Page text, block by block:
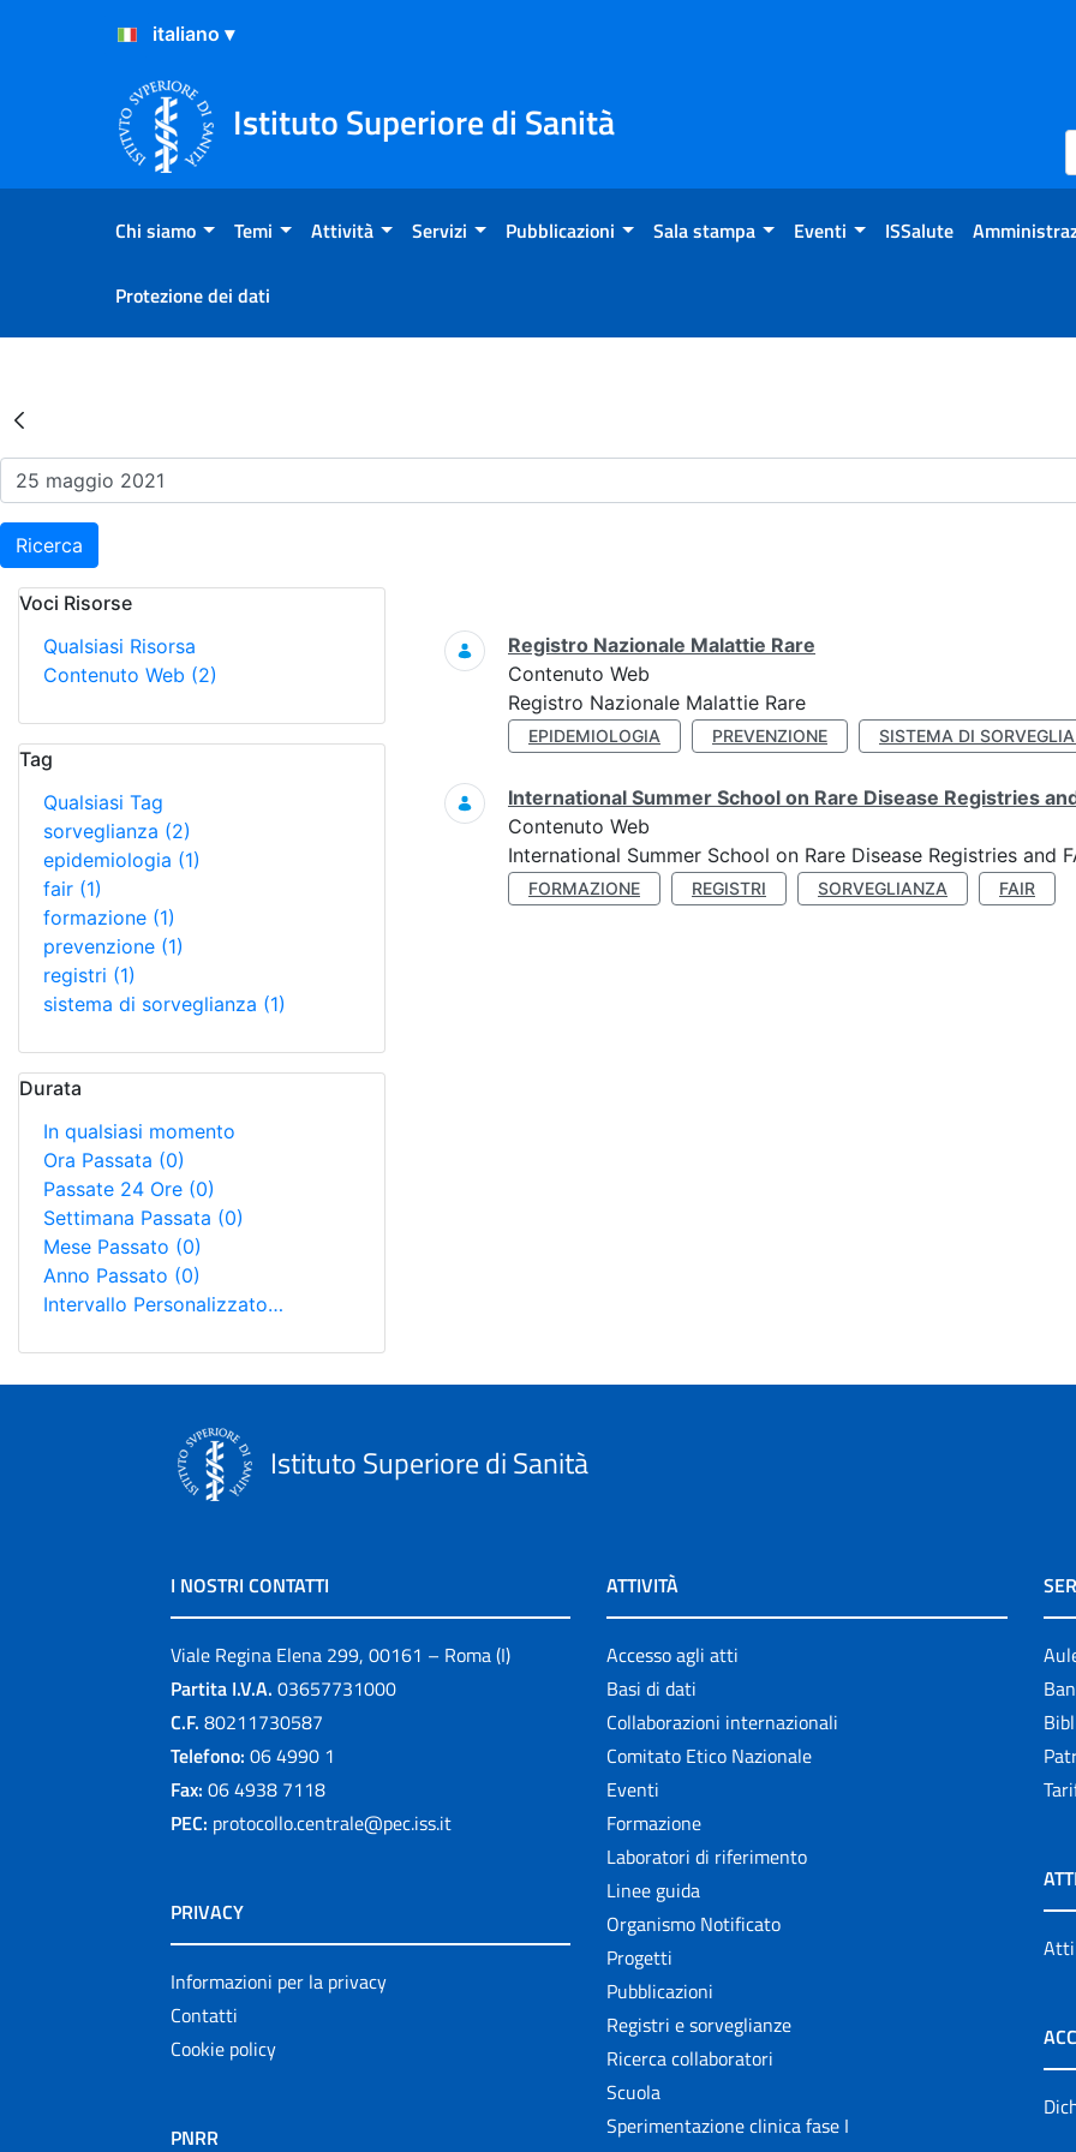
Salta al Contenuto
Salta al Footer
Istituto Superiore di Sanità
Chi siamo Temi Attività Servizi Pubblicazioni Sala stampa Eventi ISSalute
Protezione dei dati
Risultati della Ricerca - Eventi
Ricerca
Voci Risorse
Qualsiasi Risorsa
Contenuto Web (2)
Tag
Qualsiasi Tag
sorveglianza (2)
epidemiologia (1)
fair (1)
formazione (1)
prevenzione (1)
registri (1)
sistema di sorveglianza (1)
Durata
In qualsiasi momento
Ora Passata (0)
Passate 24 Ore (0)
Settimana Passata (0)
Mese Passato (0)
Anno Passato (0)
Intervallo Personalizzato…
Ricerca
Registro Nazionale Malattie Rare
Contenuto Web
Registro Nazionale Malattie Rare
EPIDEMIOLOGIA PREVENZIONE SISTEMA DI
International Summer School on Rare Disease Registries
Contenuto Web
International Summer School on Rare Disease Registries and
FORMAZIONE REGISTRI SORVEGLIANZA FAIR
Istituto Superiore di Sanità
I NOSTRI CONTATTI
Viale Regina Elena 299, 00161 – Roma (I)
Partita I.V.A. 03657731000
C.F. 80211730587
Telefono: 06 4990 1
Fax: 06 4938 7118
PEC: protocollo.centrale@pec.iss.it
PRIVACY
Informazioni per la privacy
Contatti
Cookie policy
PNRR
ATTIVITÀ
Accesso agli atti
Basi di dati
Collaborazioni internazionali
Comitato Etico Nazionale
Eventi
Formazione
Laboratori di riferimento
Linee guida
Organismo Notificato
Progetti
Pubblicazioni
Registri e sorveglianze
Ricerca collaboratori
Scuola
Sperimentazione clinica fase I
Atti